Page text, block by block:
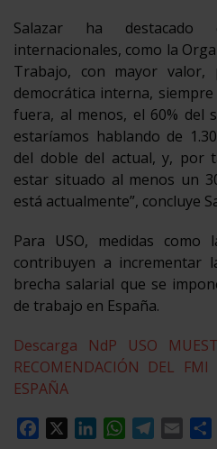
Salazar ha destacado
internacionales, como la
Trabajo, con mayor valor,
democrática interna,
fuera, al menos, el 60% del
estaríamos hablando de
del doble del actual, y, por
estar situado al menos un
está actualmente”, concluye
Para USO, medidas
contribuyen a incrementar
brecha salarial que se
de trabajo en España.
Descarga NdP USO
RECOMENDACIÓN DEL
ESPAÑA
Facebook
LinkedInWhatsApp
Telegram
Email